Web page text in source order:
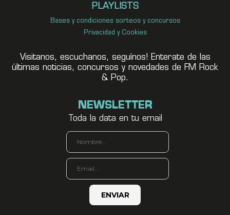
PLAYLISTS
Bases y condiciones sorteos y concursos
Privacidad y Cookies
Visitanos, escuchanos, seguínos! Enterate de las
últimas noticias, concursos y novedades de FM Rock
& Pop.
NEWSLETTER
Toda la data en tu email